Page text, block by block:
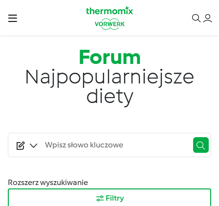
Forum
Najpopularniejsze
diety
Rozszerz wyszukiwanie
Filtry